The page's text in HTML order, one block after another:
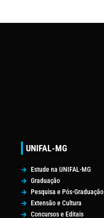
UNIFAL-MG
Estude na UNIFAL-MG
Graduação
Pesquisa e Pós-Graduação
Extensão e Cultura
Concursos e Editais